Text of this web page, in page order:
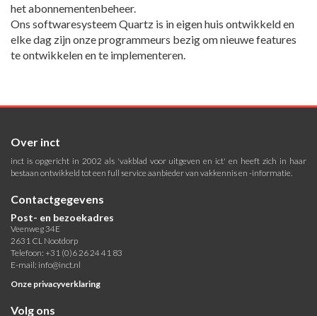
het abonnementenbeheer.
Ons softwaresysteem Quartz is in eigen huis ontwikkeld en
elke dag zijn onze programmeurs bezig om nieuwe features
te ontwikkelen en te implementeren.
Over inct
inct is opgericht in 2002 als 'vakblad voor uitgeven en ict' en heeft zich in haar
bestaan ontwikkeld tot een full service aanbieder van vakkennis en -informatie.
Contactgegevens
Post- en bezoekadres
Veenweg 34E
2631 CL Nootdorp
Telefoon: +31 (0)6 26 24 41 83
E-mail: info@inct.nl
Onze privacyverklaring
Volg ons